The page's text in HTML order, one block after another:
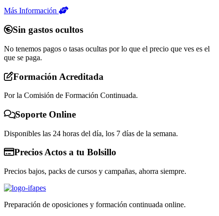
Más Información
Sin gastos ocultos
No tenemos pagos o tasas ocultas por lo que el precio que ves es el
que se paga.
Formación Acreditada
Por la Comisión de Formación Continuada.
Soporte Online
Disponibles las 24 horas del día, los 7 días de la semana.
Precios Actos a tu Bolsillo
Precios bajos, packs de cursos y campañas, ahorra siempre.
Preparación de oposiciones y formación continuada online.